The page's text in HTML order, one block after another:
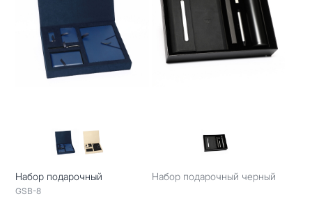
Набор подарочный
GSB-8
Набор подарочный черный